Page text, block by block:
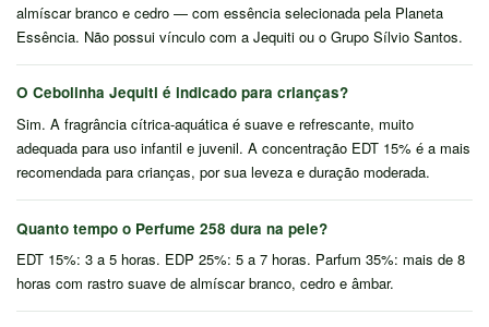
almíscar branco e cedro — com essência selecionada pela Planeta
Essência. Não possui vínculo com a Jequiti ou o Grupo Sílvio Santos.
O Cebolinha Jequiti é indicado para crianças?
Sim. A fragrância cítrica-aquática é suave e refrescante, muito
adequada para uso infantil e juvenil. A concentração EDT 15% é a mais
recomendada para crianças, por sua leveza e duração moderada.
Quanto tempo o Perfume 258 dura na pele?
EDT 15%: 3 a 5 horas. EDP 25%: 5 a 7 horas. Parfum 35%: mais de 8
horas com rastro suave de almíscar branco, cedro e âmbar.